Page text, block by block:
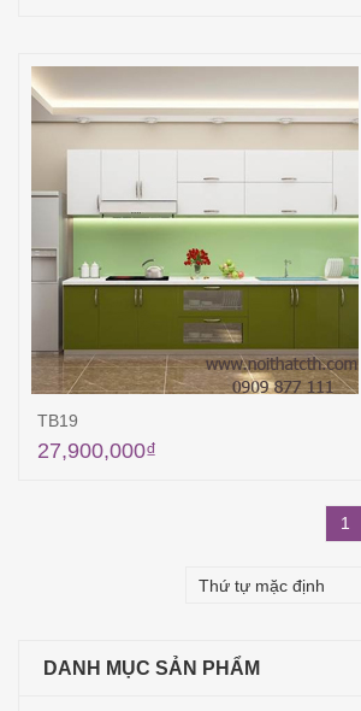
TB19
27,900,000₫
1
DANH MỤC SẢN PHẨM